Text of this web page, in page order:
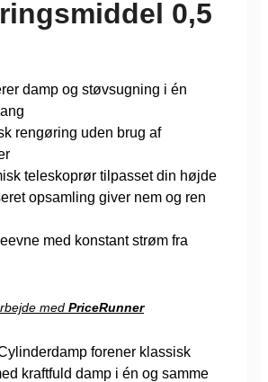
0,5
damp og støvsugning i én
rengøring uden brug af
teleskoprør tilpasset din højde
opsamling giver nem og ren
med konstant strøm fra
med PriceRunner
forener klassisk
kraftfuld damp i én og samme